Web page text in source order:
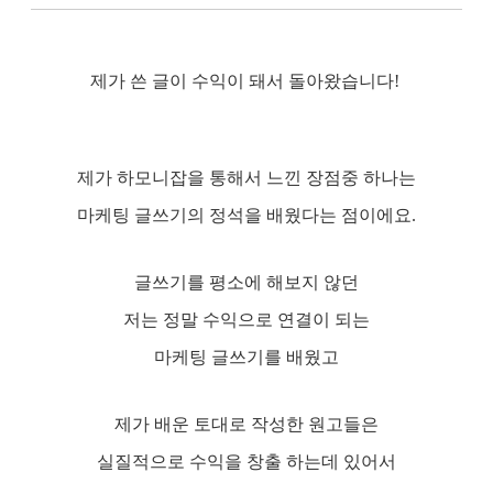
제가 쓴 글이 수익이 돼서 돌아왔습니다!
제가 하모니잡을 통해서 느낀 장점중 하나는
마케팅 글쓰기의 정석을 배웠다는 점이에요.
글쓰기를 평소에 해보지 않던
저는 정말 수익으로 연결이 되는
마케팅 글쓰기를 배웠고
제가 배운 토대로 작성한 원고들은
실질적으로 수익을 창출 하는데 있어서